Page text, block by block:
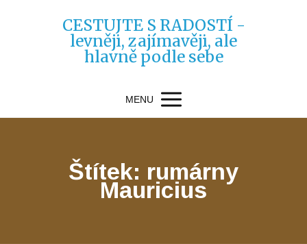
CESTUJTE S RADOSTÍ -
levněji, zajímavěji, ale
hlavně podle sebe
MENU
Štítek: rumárny
Mauricius